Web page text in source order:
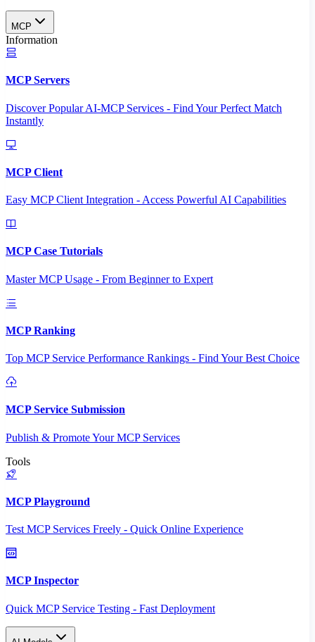
MCP
Information
MCP Servers
Discover Popular AI-MCP Services - Find Your Perfect Match
Instantly
MCP Client
Easy MCP Client Integration - Access Powerful AI Capabilities
MCP Case Tutorials
Master MCP Usage - From Beginner to Expert
MCP Ranking
Top MCP Service Performance Rankings - Find Your Best Choice
MCP Service Submission
Publish & Promote Your MCP Services
Tools
MCP Playground
Test MCP Services Freely - Quick Online Experience
MCP Inspector
Quick MCP Service Testing - Fast Deployment